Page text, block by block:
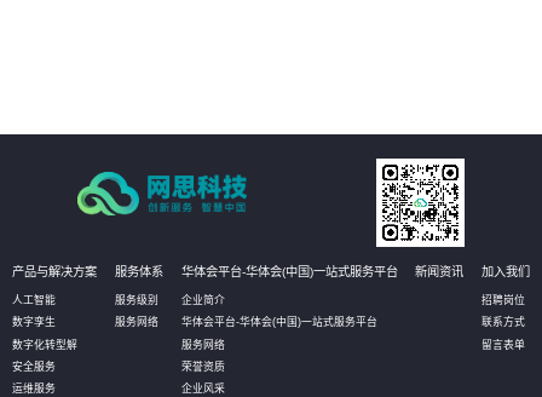
产品与解决方案
人工智能
数字孪生
数字化转型解
安全服务
运维服务
服务体系
服务级别
服务网络
华体会平台-华体会(中国)一站式服务平台
企业简介
华体会平台-华体会(中国)一站式服务平台
服务网络
荣誉资质
企业风采
新闻资讯 加入我们
招聘岗位
联系方式
留言表单